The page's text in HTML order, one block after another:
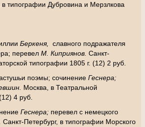
в типографии Дубровина и Мерзлкова
Беркеня,
славного подражателя
перевел М. Киприянов. Санкт-
типографии 1805 г. (12) 2 руб.
поэмы; сочинение Геснера;
Москва, в Театральной
4 руб.
Геснера; перевел с немецкого
Санкт-Петербург, в типографии Морского